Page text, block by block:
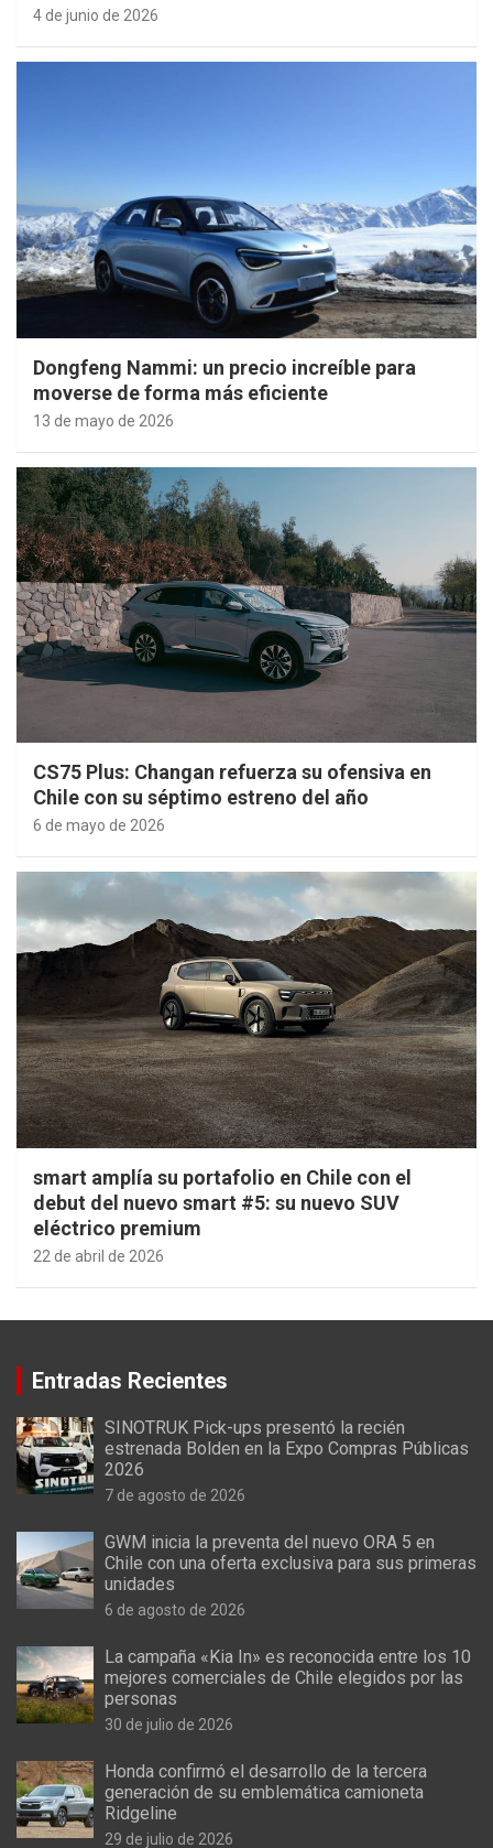
4 de junio de 2026
Dongfeng Nammi: un precio increíble para
moverse de forma más eficiente
13 de mayo de 2026
CS75 Plus: Changan refuerza su ofensiva en
Chile con su séptimo estreno del año
6 de mayo de 2026
smart amplía su portafolio en Chile con el
debut del nuevo smart #5: su nuevo SUV
eléctrico premium
22 de abril de 2026
Entradas Recientes
SINOTRUK Pick-ups presentó la recién
estrenada Bolden en la Expo Compras Públicas
2026
7 de agosto de 2026
GWM inicia la preventa del nuevo ORA 5 en
Chile con una oferta exclusiva para sus primeras
unidades
6 de agosto de 2026
La campaña «Kia In» es reconocida entre los 10
mejores comerciales de Chile elegidos por las
personas
30 de julio de 2026
Honda confirmó el desarrollo de la tercera
generación de su emblemática camioneta
Ridgeline
29 de julio de 2026